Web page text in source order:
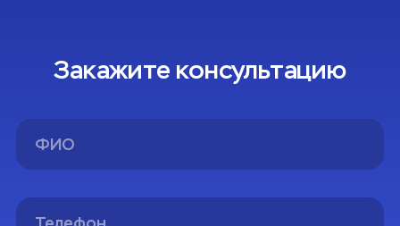
Закажите консультацию